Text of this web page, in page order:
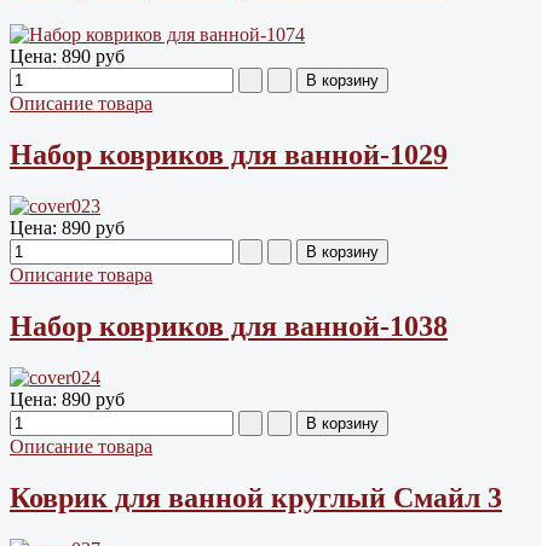
Цена: 890 руб
Описание товара
Набор ковриков для ванной-1029
Цена: 890 руб
Описание товара
Набор ковриков для ванной-1038
Цена: 890 руб
Описание товара
Коврик для ванной круглый Смайл 3